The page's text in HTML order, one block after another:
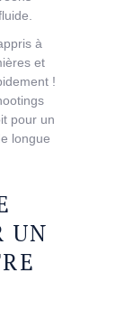
à
et
!
pour un
longue
UN